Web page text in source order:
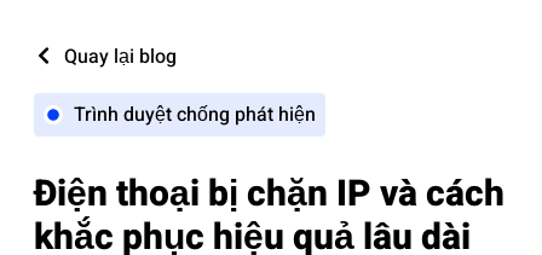
Quay lại blog
Trình duyệt chống phát hiện
Điện thoại bị chặn IP và cách
khắc phục hiệu quả lâu dài